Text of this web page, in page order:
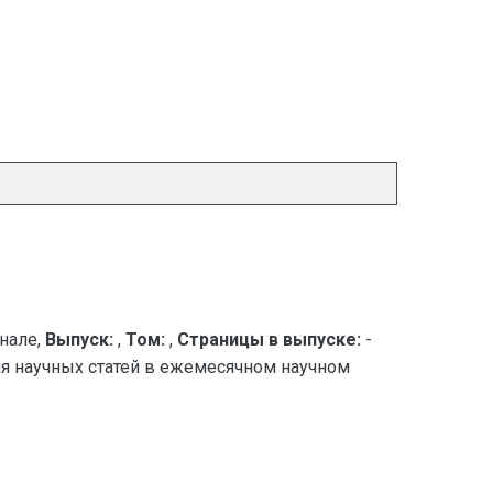
Выпуск: , Том: , Страницы в выпуске: -
научных статей в ежемесячном научном